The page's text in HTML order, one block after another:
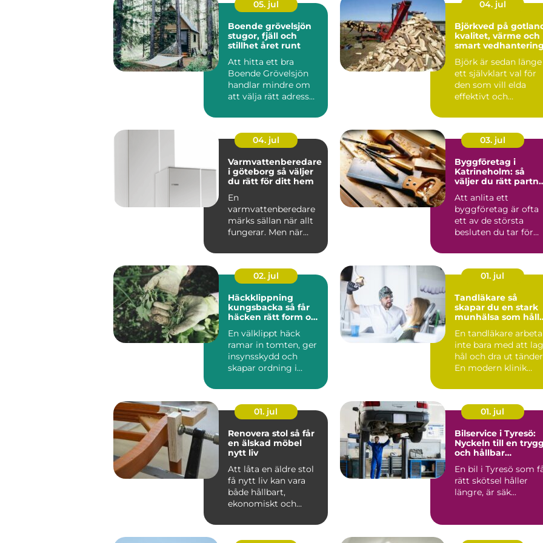
05. jul
Boende grövelsjön
stugor, fjäll och
stillhet året runt
Att hitta ett bra
Boende Grövelsjön
handlar mindre om
att välja rätt adress
vil...
04. jul
Björkved på
kvalitet, värme och
smart vedhantering
Björk är sedan länge
ett självklart val för
den som vill elda
effektivt och
trivsel ...
04. jul
Varmvattenberedare
i göteborg så väljer
du rätt för ditt hem
En
varmvattenberedare
märks sällan när allt
fungerar. Men när
kall eller elrä...
03. jul
Byggföretag i
Katrineholm: så
väljer du rätt
Att anlita ett
byggföretag är ofta
ett av de största
besluten du tar för
02. jul
Häckklippning
kungsbacka så får
häcken rätt form och
En välklippt häck
ramar in tomten, ger
insynsskydd och
skapar ordning i
Samtidigt är häc...
01. jul
Tandläkare så
skapar du en stark
munhälsa som
En tandläkare
inte bara med att
hål och dra ut
En modern klinik
01. jul
Renovera stol så får
en älskad möbel
nytt liv
Att låta en äldre stol
få nytt liv kan vara
både hållbart,
ekonomiskt och
värdefullt. ...
01. jul
Bilservice i Tyresö:
Nyckeln till en trygg
och hållbar
En bil i Tyresö som
rätt skötsel håller
längre, är säk...